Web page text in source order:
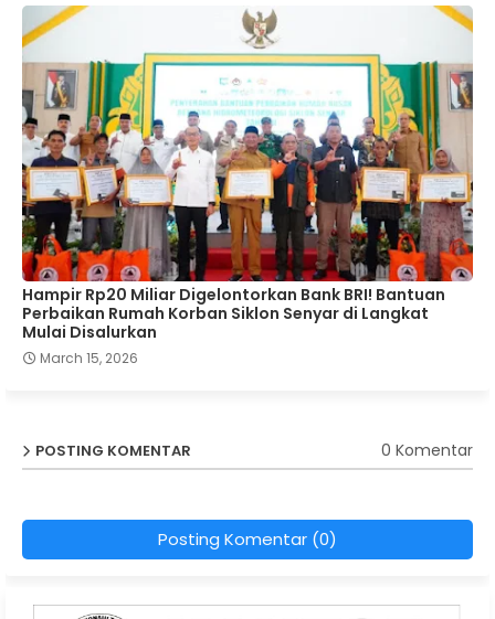
Hampir Rp20 Miliar Digelontorkan Bank BRI! Bantuan
Perbaikan Rumah Korban Siklon Senyar di Langkat
Mulai Disalurkan
March 15, 2026
POSTING KOMENTAR 0 Komentar
Posting Komentar (0)